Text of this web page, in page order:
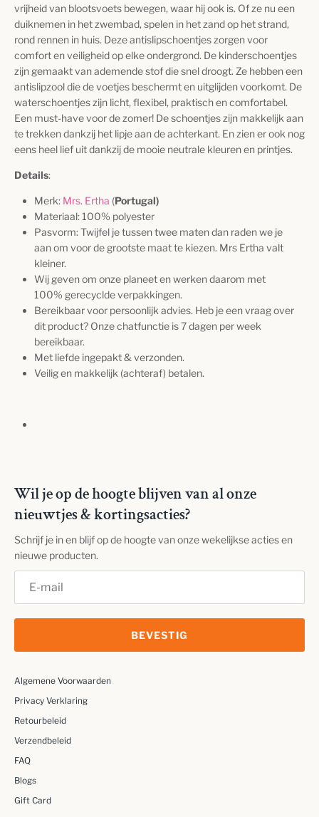
vrijheid van blootsvoets bewegen, waar hij ook is. Of ze nu een
duiknemen in het zwembad, spelen in het zand op het strand,
rond rennen in huis. Deze antislipschoentjes zorgen voor
comfort en veiligheid op elke ondergrond. De kinderschoentjes
zijn gemaakt van ademende stof die snel droogt. Ze hebben een
antislipzool die de voetjes beschermt en uitglijden voorkomt. De
waterschoentjes zijn licht, flexibel, praktisch en comfortabel.
Een must-have voor de zomer! De schoentjes zijn makkelijk aan
te trekken dankzij het lipje aan de achterkant. En zien er ook nog
eens heel lief uit dankzij de mooie neutrale kleuren en printjes.
Details:
Merk: Mrs. Ertha (Portugal)
Materiaal: 100% polyester
Pasvorm: Twijfel je tussen twee maten dan raden we je
aan om voor de grootste maat te kiezen. Mrs Ertha valt
kleiner.
Wij geven om onze planeet en werken daarom met
100% gerecyclde verpakkingen.
Bereikbaar voor persoonlijk advies. Heb je een vraag over
dit product? Onze chatfunctie is 7 dagen per week
bereikbaar.
Met liefde ingepakt & verzonden.
Veilig en makkelijk (achteraf) betalen.
Wil je op de hoogte blijven van al onze
nieuwtjes & kortingsacties?
Schrijf je in en blijf op de hoogte van onze wekelijkse acties en
nieuwe producten.
BEVESTIG
Algemene Voorwaarden
Privacy Verklaring
Retourbeleid
Verzendbeleid
FAQ
Blogs
Gift Card